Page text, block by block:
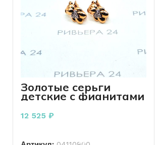
Золотые серьги
детские с фианитами
585 проба 1.67 грамм
12 525 ₽